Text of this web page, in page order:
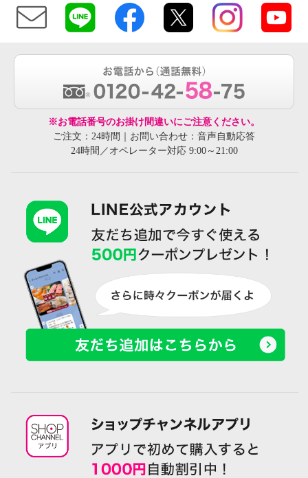
※お電話番号のお掛け間違いにご注意ください。
ご注文：24時間｜お問い合わせ：音声自動応答
24時間／オペレーター対応 9:00～21:00